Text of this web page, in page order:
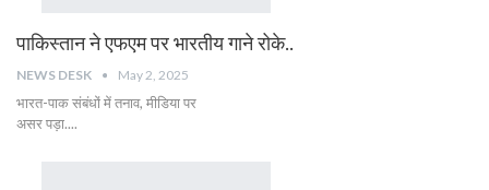
पाकिस्तान ने एफएम पर भारतीय गाने रोके..
NEWS DESK May 2, 2025
भारत-पाक संबंधों में तनाव, मीडिया पर
असर पड़ा....